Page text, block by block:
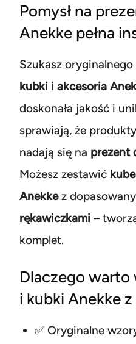
Pomysł na
Anekke pełna
Szukasz
kubki i akcesoria
doskonała jakość i
sprawiają, że
nadają się na prezent
Możesz zestawić
Anekkez
rękawiczkami –
komplet.
Dlaczego
i kubki Anekke
✅ Oryginalne